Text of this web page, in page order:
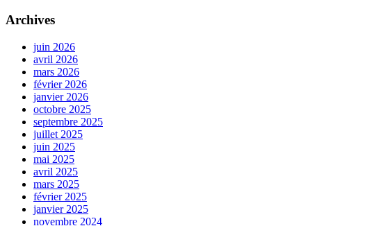
Archives
juin 2026
avril 2026
mars 2026
février 2026
janvier 2026
octobre 2025
septembre 2025
juillet 2025
juin 2025
mai 2025
avril 2025
mars 2025
février 2025
janvier 2025
novembre 2024